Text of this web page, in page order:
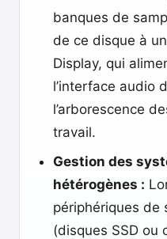
banques de
de ce disque à
Display, qui
l’interface audio
l’arborescence
travail.
Gestion des
hétérogènes :
périphériques de
(disques SSD ou